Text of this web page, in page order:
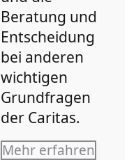
Beratung und
Entscheidung
bei anderen
wichtigen
Grundfragen
der Caritas.
Mehr erfahren